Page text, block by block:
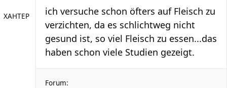
XAHTEP
ich versuche schon öfters auf Fleisch zu
verzichten, da es schlichtweg nicht
gesund ist, so viel Fleisch zu essen...das
haben schon viele Studien gezeigt.
Forum: